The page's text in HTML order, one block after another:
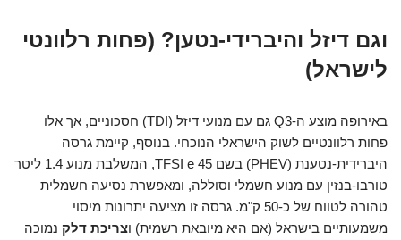
וגם דיזל והיברידי-נטען? (פחות רלוונטי
לישראל)
באירופה מוצע ה-Q3 גם עם מנועי דיזל (TDI) חסכוניים, אך אלו
פחות רלוונטיים לשוק הישראלי הנוכחי. בנוסף, קיימת גרסה
היברידית-נטענת (PHEV) בשם 45 TFSI e, המשלבת מנוע 1.4 ליטר
טורבו-בנזין עם מנוע חשמלי וסוללה, ומאפשרת נסיעה חשמלית
טהורה לטווח של כ-50 ק"מ. גרסה זו מציעה יתרונות מיסוי
משמעותיים בישראל (אם היא מיובאת רשמית) וצריכת דלק נמוכה